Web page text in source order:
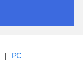
| PC